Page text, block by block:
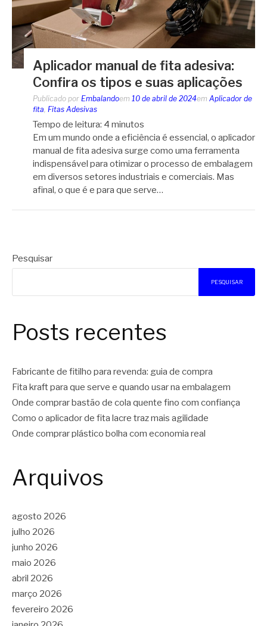
Aplicador manual de fita adesiva:
Confira os tipos e suas aplicações
Publicado por Embalandoem 10 de abril de 2024em Aplicador de
fita Fitas Adesivas
Tempo de leitura: 4 minutos
Em um mundo onde a eficiência é essencial, o aplicador
manual de fita adesiva surge como uma ferramenta
indispensável para otimizar o processo de embalagem
em diversos setores industriais e comerciais. Mas
afinal, o que é e para que serve…
Pesquisar
PESQUISAR
Posts recentes
Fabricante de fitilho para revenda: guia de compra
Fita kraft para que serve e quando usar na embalagem
Onde comprar bastão de cola quente fino com confiança
Como o aplicador de fita lacre traz mais agilidade
Onde comprar plástico bolha com economia real
Arquivos
agosto 2026
julho 2026
junho 2026
maio 2026
abril 2026
março 2026
fevereiro 2026